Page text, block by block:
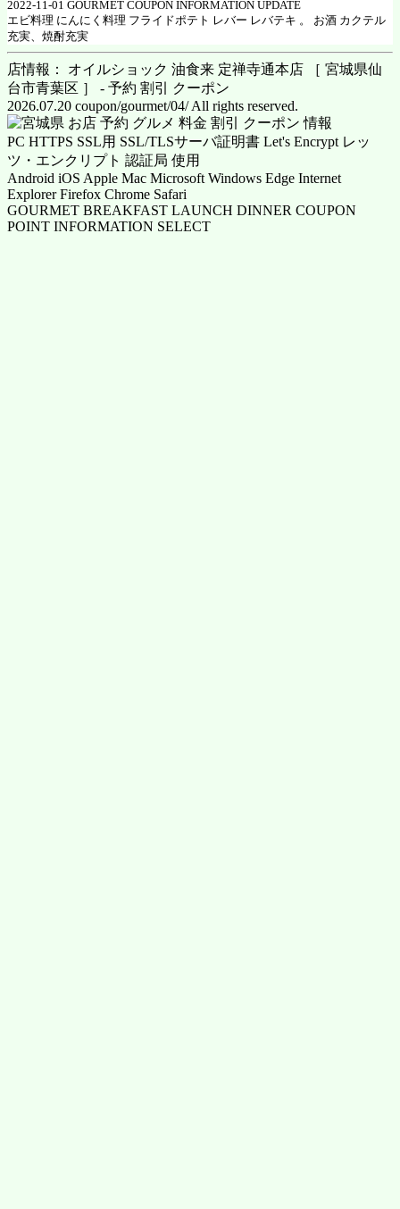
2022-11-01 GOURMET COUPON INFORMATION UPDATE
エビ料理 にんにく料理 フライドポテト レバー レバテキ 。 お酒 カクテル
充実、焼酎充実
店情報： オイルショック 油食来 定禅寺通本店 ［ 宮城県仙
台市青葉区 ］ - 予約 割引 クーポン
2026.07.20 coupon/gourmet/04/ All rights reserved.
PC HTTPS SSL用 SSL/TLSサーバ証明書 Let's Encrypt レッ
ツ・エンクリプト 認証局 使用
Android iOS Apple Mac Microsoft Windows Edge Internet
Explorer Firefox Chrome Safari
GOURMET BREAKFAST LAUNCH DINNER COUPON
POINT INFORMATION SELECT